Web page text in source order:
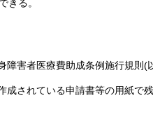
きる。
障害者医療費助成条例施行規則 (
成されている申請書等の用紙で